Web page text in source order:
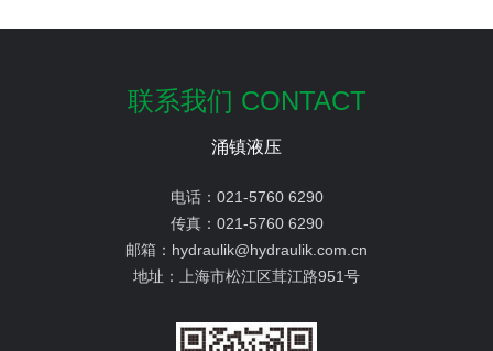
联系我们 CONTACT
涌镇液压
电话： 021-5760 6290
传真： 021-5760 6290
邮箱： hydraulik@hydraulik.com.cn
地址：
上海市松江区茸江路951号